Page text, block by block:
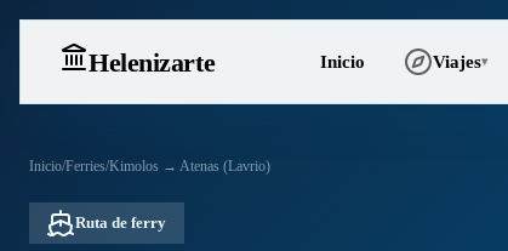
Helenizarte Inicio Viajes▾
Inicio/Ferries/Kimolos → Atenas (Lavrio)
Ruta de ferry